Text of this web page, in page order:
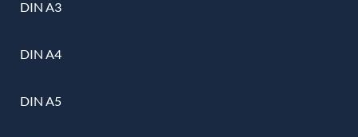
DIN A3
DIN A4
DIN A5